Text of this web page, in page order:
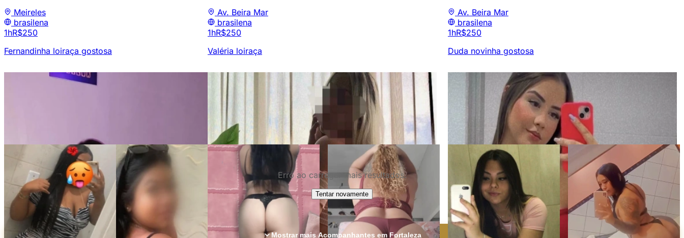
Meireles
brasilena
1hR$250
Fernandinha loiraça gostosa
Av. Beira Mar
brasilena
1hR$250
Valéria loiraça
Av. Beira Mar
brasilena
1hR$250
Duda novinha gostosa
Erro ao carregar mais resultados.
Tentar novamente
Mostrar mais Acompanhantes em Fortaleza